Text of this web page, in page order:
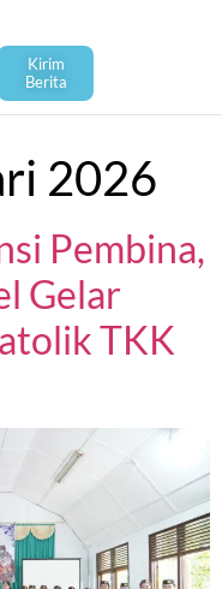
Kirim
Berita
2026
Pembina,
Gelar
TKK